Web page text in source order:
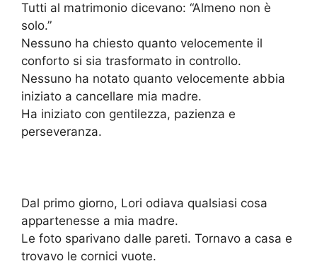
Tutti al matrimonio dicevano: “Almeno non è
solo.”
Nessuno ha chiesto quanto velocemente il
conforto si sia trasformato in controllo.
Nessuno ha notato quanto velocemente abbia
iniziato a cancellare mia madre.
Ha iniziato con gentilezza, pazienza e
perseveranza.
Dal primo giorno, Lori odiava qualsiasi cosa
appartenesse a mia madre.
Le foto sparivano dalle pareti. Tornavo a casa e
trovavo le cornici vuote.